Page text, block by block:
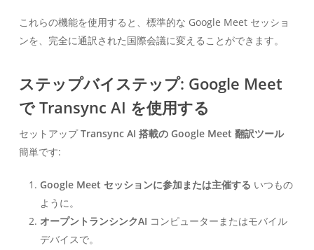
これらの機能を使用すると、標準的な Google Meet セッショ
ンを、完全に通訳された国際会議に変えることができます。
ステップバイステップ: Google Meet
で Transync AI を使用する
セットアップTransync AI 搭載の Google Meet 翻訳ツール
簡単です:
Google Meet セッションに参加または主催する いつもの
ように。
オープントランシンクAI コンピューターまたはモバイル
デバイスで。